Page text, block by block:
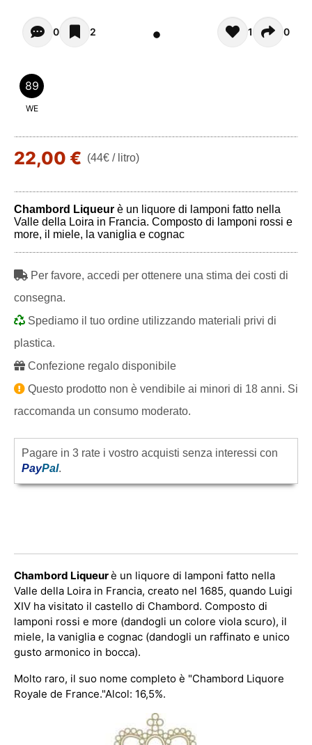
Opiniones - In questo momento non ci sono commenti.
0 2 1 0
89
WE
22,00 € (44€ / litro)
Chambord Liqueur è un liquore di lamponi fatto nella
Valle della Loira in Francia. Composto di lamponi rossi e
more, il miele, la vaniglia e cognac
Per favore, accedi per ottenere una stima dei costi di
consegna.
Spediamo il tuo ordine utilizzando materiali privi di
plastica.
Confezione regalo disponibile
Questo prodotto non è vendibile ai minori di 18 anni. Si
raccomanda un consumo moderato.
Pagare in 3 rate i vostro acquisti senza interessi con
PayPal.
Chambord Liqueurè un liquore di lamponi fatto nella
Valle della Loira in Francia, creato nel 1685, quando Luigi
XIV ha visitato il castello di Chambord. Composto di
lamponi rossi e more (dandogli un colore viola scuro), il
miele, la vaniglia e cognac (dandogli un raffinato e unico
gusto armonico in bocca).
Molto raro, il suo nome completo è "Chambord Liquore
Royale de France."Alcol: 16,5%.